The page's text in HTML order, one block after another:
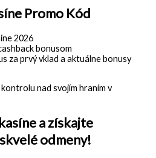
Promo Kód
2026
bonusom
za prvý vklad a aktuálne bonusy
nad svojím hraním v
a získajte
odmeny!